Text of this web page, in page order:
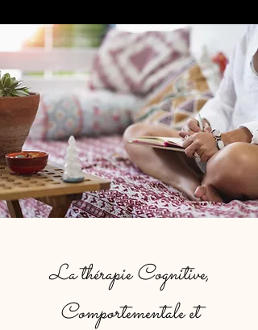
La thérapie Cognitive,
Comportementale et